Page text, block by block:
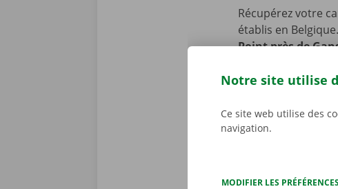
Récupérez votre
établis en Belgique.
Point près de
Vous venez en
location de votre
Notre site utilise
Ce site web utilise des
navigation.
MODIFIER LES